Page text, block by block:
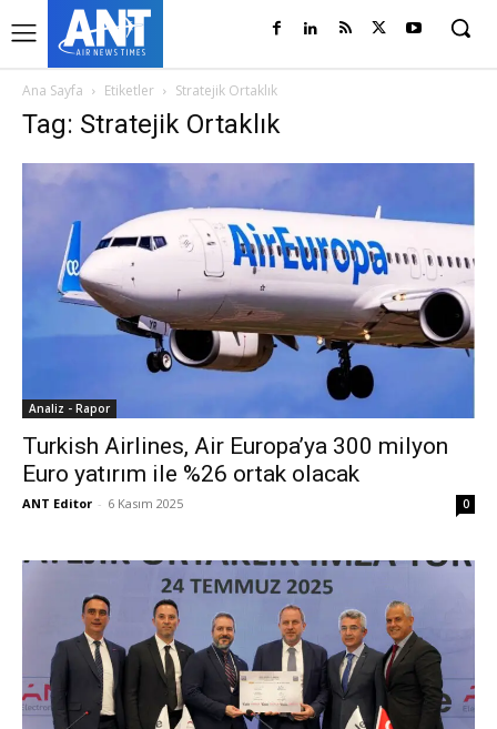
Ana Sayfa Etiketler Stratejik Ortaklık
Tag: Stratejik Ortaklık
Analiz - Rapor
Turkish Airlines, Air Europa’ya 300 milyon
Euro yatırım ile %26 ortak olacak
ANT Editor - 6 Kasım 2025 0